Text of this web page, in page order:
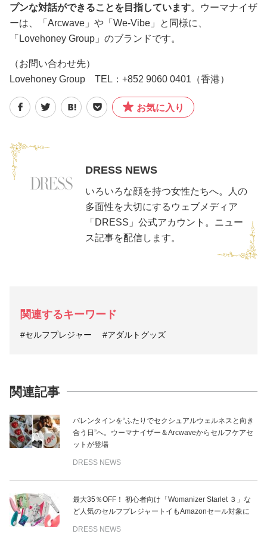
プンな対話ができることを目指しています。ウーマナイザ
ーは、「Arcwave」や「We-Vibe」と同様に、
「Lovehoney Group」のブランドです。
（お問い合わせ先）
Lovehoney Group TEL：+852 9060 0401（香港）
お気に入り
DRESS NEWS
いろいろな顔を持つ女性たちへ。人の
多面性を大切にするウェブメディア
「DRESS」公式アカウント。ニュー
ス記事を配信します。
関連するキーワード
#セルフプレジャー #アダルトグッズ
関連記事
バレンタインを“ふたりでセクシュアルウェルネスと向き
合う日”へ。ウーマナイザー＆Arcwaveからセルフケアセ
ットが登場
DRESS NEWS
最大35％OFF！ 初心者向け「Womanizer Starlet ３」な
ど人気のセルフプレジャートイもAmazonセール対象に
DRESS NEWS